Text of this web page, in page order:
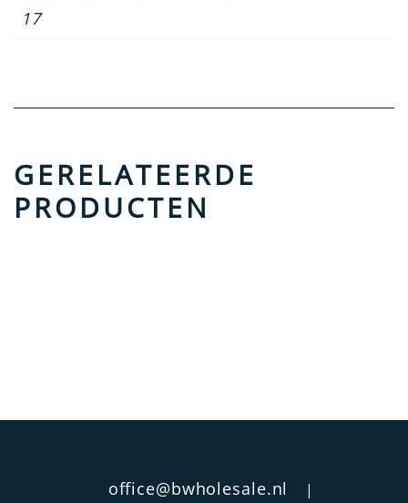
17
GERELATEERDE
PRODUCTEN
office@bwholesale.nl |